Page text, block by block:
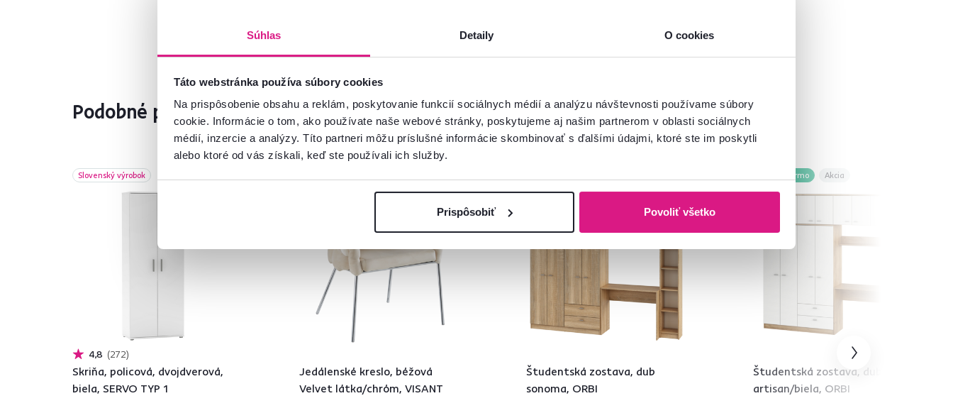
Súhlas Detaily O cookies
Táto webstránka používa súbory cookies
Na prispôsobenie obsahu a reklám, poskytovanie funkcií sociálnych médií a analýzu návštevnosti používame súbory
cookie. Informácie o tom, ako používate naše webové stránky, poskytujeme aj našim partnerom v oblasti sociálnych
médií, inzercie a analýzy. Títo partneri môžu príslušné informácie skombinovať s ďalšími údajmi, ktoré ste im poskytli
alebo ktoré od vás získali, keď ste používali ich služby.
Prispôsobiť Povoliť všetko
Podobné produkty
Slovenský výrobok
4,8 272
Skriňa, policová, dvojdverová,
biela, SERVO TYP 1
Jedálenské kreslo, béžová
Velvet látka/chróm, VISANT
Novinka
Študentská zostava, dub
sonoma, ORBI
Zadarmo
Akcia
Novinka
Študentská zostava, dub
artisan/biela, ORBI